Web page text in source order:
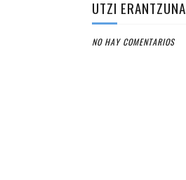
UTZI ERANTZUNA
NO HAY COMENTARIOS